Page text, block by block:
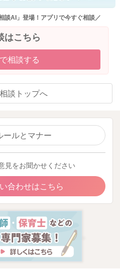
談AI」登場！アプリで今すぐ相談／
はこちら
相談する
談トップへ
ールとマナー
見をお聞かせください
合わせはこちら